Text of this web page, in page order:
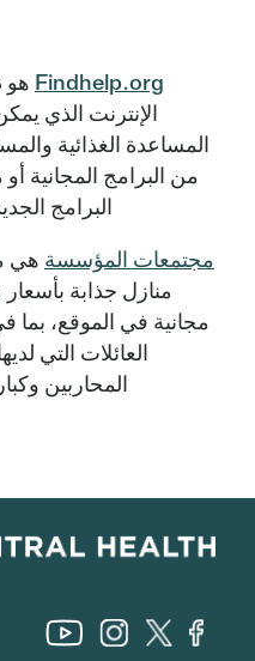
Findhelp.org هو
الإنترنت الذي
المساعدة الغذائية
من البرامج المجانية
البرامج
مجتمعات المؤسسة هي
منازل جذابة
مجانية في الموقع، بما
العائلات التي
المحاربين